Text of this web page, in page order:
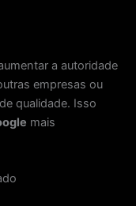
a autoridade
empresas ou
qualidade. Isso
mais